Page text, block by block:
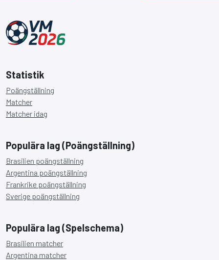
Statistik
Poängställning
Matcher
Matcher idag
Populära lag (Poängställning)
Brasilien poängställning
Argentina poängställning
Frankrike poängställning
Sverige poängställning
Populära lag (Spelschema)
Brasilien matcher
Argentina matcher